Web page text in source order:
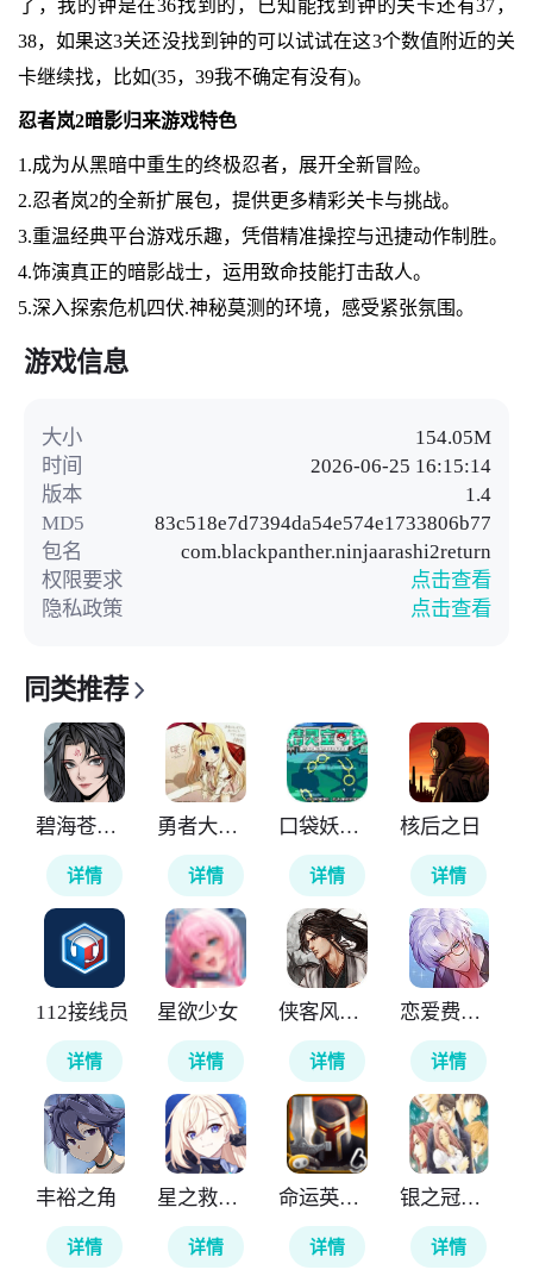
了，我的钟是在36找到的，已知能找到钟的关卡还有37，
38，如果这3关还没找到钟的可以试试在这3个数值附近的关
卡继续找，比如(35，39我不确定有没有)。
忍者岚2暗影归来游戏特色
1.成为从黑暗中重生的终极忍者，展开全新冒险。
2.忍者岚2的全新扩展包，提供更多精彩关卡与挑战。
3.重温经典平台游戏乐趣，凭借精准操控与迅捷动作制胜。
4.饰演真正的暗影战士，运用致命技能打击敌人。
5.深入探索危机四伏.神秘莫测的环境，感受紧张氛围。
游戏信息
大小
154.05M
时间
2026-06-25 16:15:14
版本
1.4
MD5
83c518e7d7394da54e574e1733806b77
包名
com.blackpanther.ninjaarashi2return
权限要求
点击查看
隐私政策
点击查看
同类推荐
碧海苍云录
详情
勇者大战魔物娘
详情
口袋妖怪神兽领域
详情
核后之日
详情
112接线员
详情
星欲少女
详情
侠客风云传前传
详情
恋爱费洛蒙
详情
丰裕之角
详情
星之救援者国际服
详情
命运英雄传
详情
银之冠碧之泪
详情